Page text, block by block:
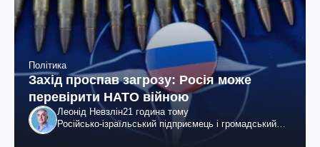
Політика
Захід проспав загрозу: Росія може
перевірити НАТО війною
Леонід Невзлін21 година тому
Російсько-ізраїльський підприємець і громадський